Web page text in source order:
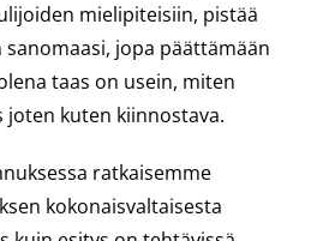
mielipiteisiin, pistää
jopa päättämään
taas on usein, miten
joten kuten kiinnostava.
ratkaisemme
kokonaisvaltaisesta